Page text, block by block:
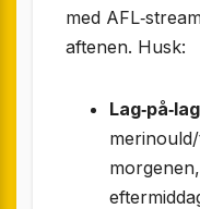
med
aftenen. Husk: